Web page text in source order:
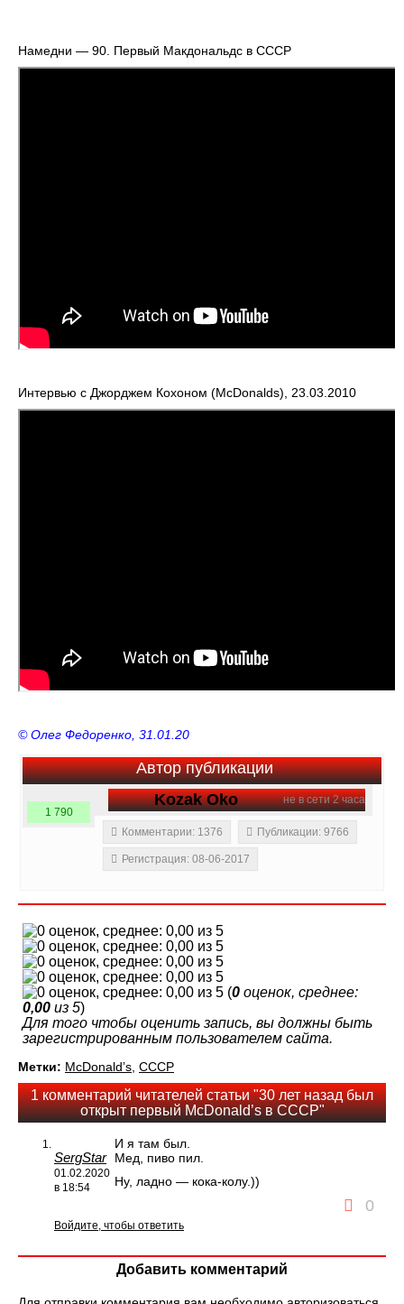
Намедни — 90. Первый Макдональдс в СССР
Интервью c Джорджем Кохоном (McDonalds), 23.03.2010
© Олег Федоренко, 31.01.20
Автор публикации
не в сети 2 часа
Kozak Oko
1 790
Комментарии: 1376
Публикации: 9766
Регистрация: 08-06-2017
(0 оценок, среднее:
0,00 из 5)
Для того чтобы оценить запись, вы должны быть
зарегистрированным пользователем сайта.
Метки: McDonald’s, СССР
1 комментарий читателей статьи "30 лет назад был
открыт первый McDonald’s в СССР"
SergStar
01.02.2020
в 18:54
И я там был.
Мед, пиво пил.
Ну, ладно — кока-колу.))
0
Войдите, чтобы ответить
Добавить комментарий